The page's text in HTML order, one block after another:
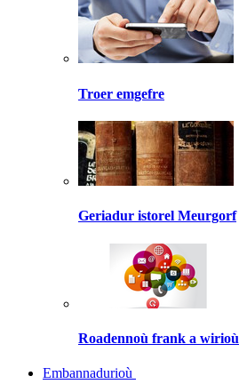
Troer emgefre
Geriadur istorel Meurgorf
Roadennoù frank a wirioù
Embannadurioù